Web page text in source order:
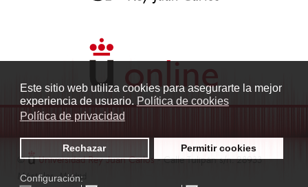
Este sitio web utiliza cookies para asegurarte la mejor
experiencia de usuario. Política de cookies
Política de privacidad
Rechazar Permitir cookies
Configuración:
© Universidad Rey Juan Carlos- Calle Tulipán s/n. 28933
Móstoles. Madrid